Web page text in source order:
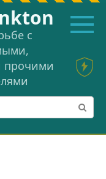
с
прочими